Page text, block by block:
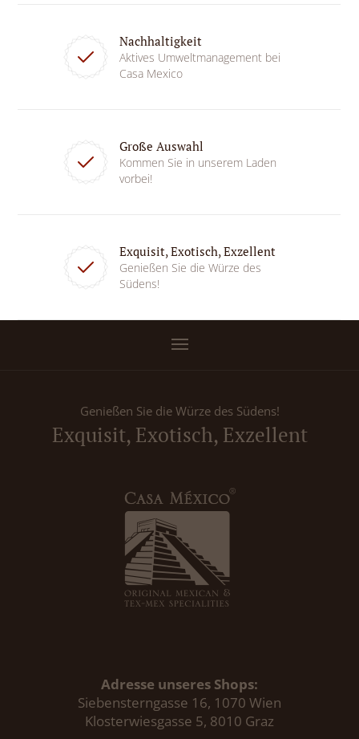
Nachhaltigkeit
Aktives Umweltmanagement bei
Casa Mexico
Große Auswahl
Kommen Sie in unserem Laden
vorbei!
Exquisit, Exotisch, Exzellent
Genießen Sie die Würze des
Südens!
Genießen Sie die Würze des Südens!
Exquisit, Exotisch, Exzellent
Adresse unseres Shops:
Siebensterngasse 16, 1070 Wien
Klosterwiesgasse 5, 8010 Graz